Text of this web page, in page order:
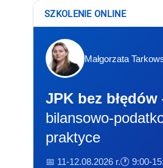
SZKOLENIE ONLINE
Małgorzata
JPK bez błędów
bilansowo-
praktyce
📅 11-12.08.2026 r.🕐 9:00-